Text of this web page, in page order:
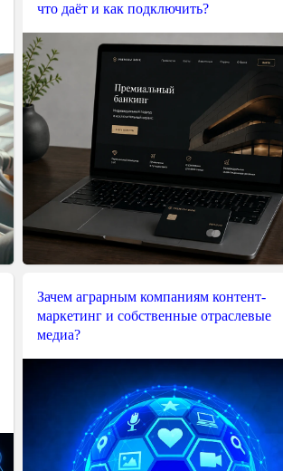
что даёт и как подключить?
Зачем аграрным компаниям контент-
маркетинг и собственные отраслевые
медиа?